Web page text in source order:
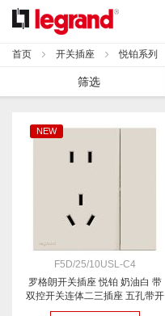
跳
到
容
首页 开关插座 悦铂系列
筛选
NEW
F5D/25/10USL-C4
罗格朗开关插座 悦铂 奶油白 带
双控开关连体二三插座 五孔带开